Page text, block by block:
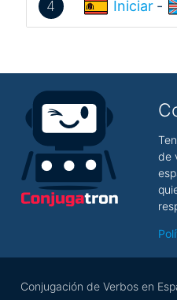
4 Iniciar -
de
Conjugación de Verbos en